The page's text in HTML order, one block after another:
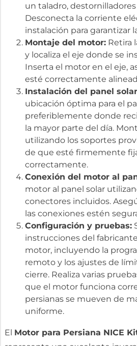
un taladro,
Desconecta la corriente
instalación para garantizar
Montaje del motor: Retira
y localiza el eje donde se
Inserta el motor en el eje,
esté correctamente
Instalación del panel
ubicación óptima para el
preferiblemente donde
la mayor parte del día.
utilizando los soportes
de que esté firmemente
correctamente.
Conexión del motor al
motor al panel solar
conectores incluidos.
las conexiones estén
Configuración y pruebas:
instrucciones del
motor, incluyendo la
remoto y los ajustes de
cierre. Realiza varias
que el motor funciona
persianas se mueven de
uniforme.
El Motor para Persiana NICE